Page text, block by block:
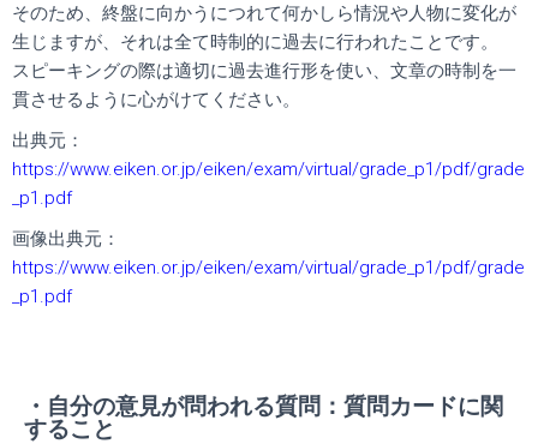
そのため、終盤に向かうにつれて何かしら情況や人物に変化が
生じますが、それは全て時制的に過去に行われたことです。
スピーキングの際は適切に過去進行形を使い、文章の時制を一
貫させるように心がけてください。
出典元：
https://www.eiken.or.jp/eiken/exam/virtual/grade_p1/pdf/grade
_p1.pdf
画像出典元：
https://www.eiken.or.jp/eiken/exam/virtual/grade_p1/pdf/grade
_p1.pdf
・自分の意見が問われる質問：質問カードに関
すること